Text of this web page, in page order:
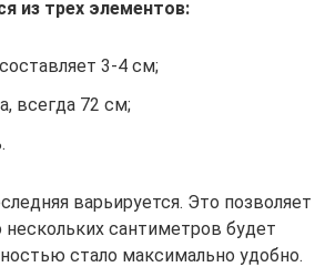
из трех элементов:
3-4 см;
всегда 72 см;
варьируется. Это позволяет
сантиметров будет
стало максимально удобно.